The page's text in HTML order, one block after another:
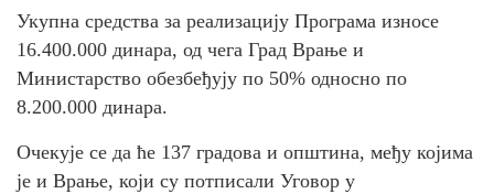
Укупна средства за реализацију Програма износе
16.400.000 динара, од чега Град Врање и
Министарство обезбеђују по 50% односно по
8.200.000 динара.
Очекује се да ће 137 градова и општина, међу којима
је и Врање, који су потписали Уговор у